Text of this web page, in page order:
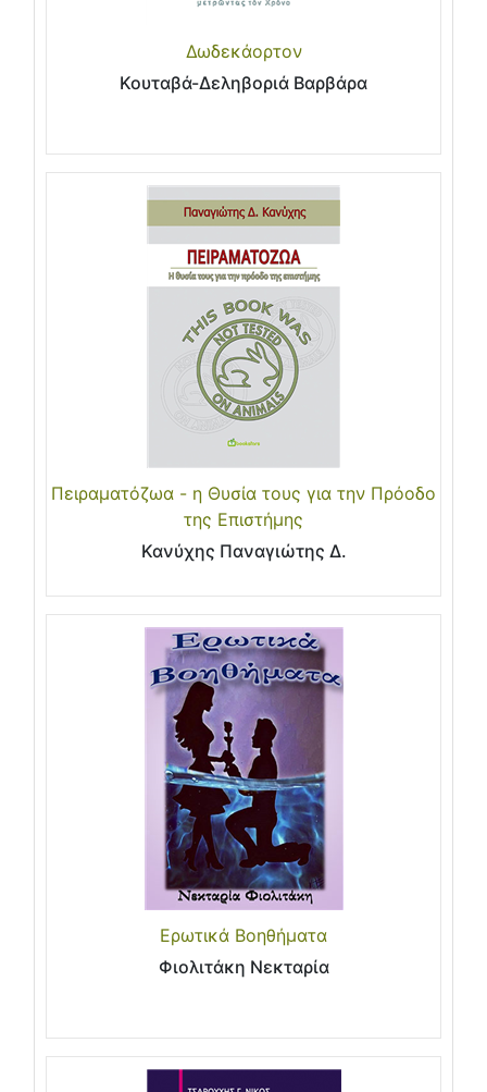
Δωδεκάορτον
Κουταβά-Δεληβοριά Βαρβάρα
Πειραματόζωα - η Θυσία τους για την Πρόοδο
της Επιστήμης
Κανύχης Παναγιώτης Δ.
Ερωτικά Βοηθήματα
Φιολιτάκη Νεκταρία